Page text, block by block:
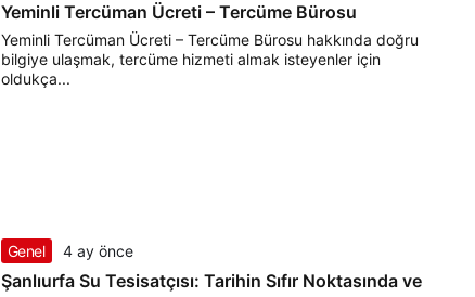
Yeminli Tercüman Ücreti – Tercüme Bürosu
Yeminli Tercüman Ücreti – Tercüme Bürosu hakkında doğru
bilgiye ulaşmak, tercüme hizmeti almak isteyenler için
oldukça...
Genel 4 ay önce
Şanlıurfa Su Tesisatçısı: Tarihin Sıfır Noktasında ve